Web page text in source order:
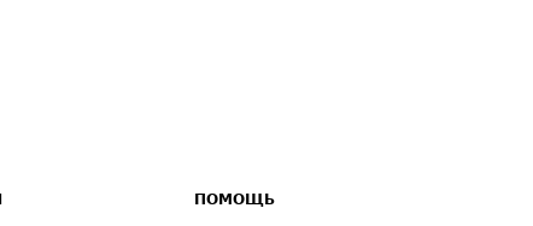
ПОМОЩЬ